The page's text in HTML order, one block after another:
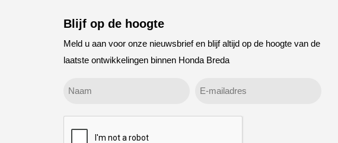
Blijf op de hoogte
Meld u aan voor onze nieuwsbrief en blijf altijd op de hoogte van de
laatste ontwikkelingen binnen Honda Breda
Geen
E-